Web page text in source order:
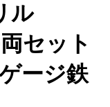
ル
セット
ージ鉄